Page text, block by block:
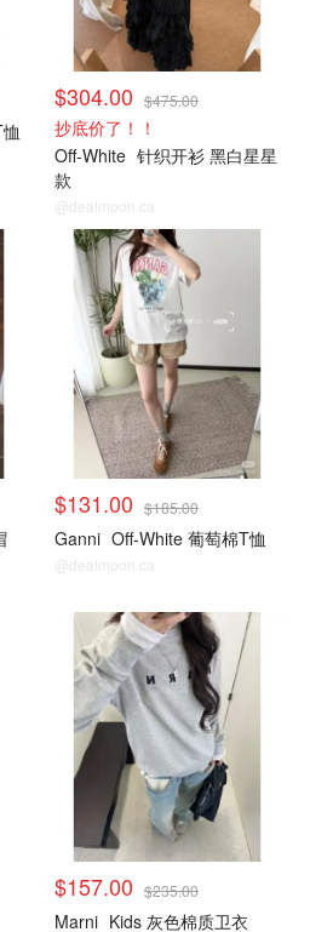
$304.00 $475.00
抄底价了！！
Off-White 针织开衫 黑白星星
款
@dealmoon.ca
小编推荐
$131.00 $185.00
Ganni Off-White 葡萄棉T恤
@dealmoon.ca
小编推荐
$157.00 $235.00
Marni Kids 灰色棉质卫衣